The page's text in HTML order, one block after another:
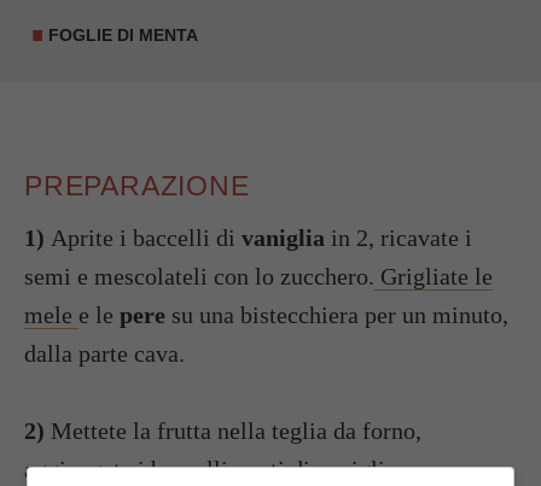
FOGLIE DI MENTA
PREPARAZIONE
1) Aprite i baccelli di vaniglia in 2, ricavate i
semi e mescolateli con lo zucchero. Grigliate le
mele e le pere su una bistecchiera per un minuto,
dalla parte cava.
2) Mettete la frutta nella teglia da forno,
aggiungete i baccelli vuoti di vaniglia e